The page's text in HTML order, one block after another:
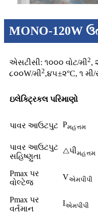
MONO-120W
એસટીસી: ૧૦૦૦ વોટ/મી2,
૮૦૦W/મી2,૪૫±૨°C, ૧
ઇલેક્ટ્રિકલ પરિમાણો
પાવર આઉટપુટ Pમહત્તમ
પાવર આઉટપુટ
સહિષ્ણુતા
△પીમહત્તમ
Pmax પર
વોલ્ટેજ
Vએમપીપી
Pmax પર
વર્તમાન
Iએમપીપી